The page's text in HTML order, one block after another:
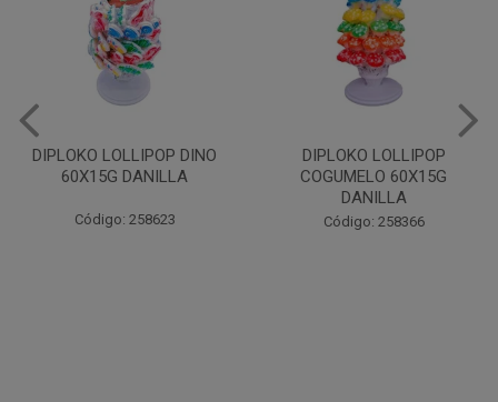
DIPLOKO LOLLIPOP DINO
60X15G DANILLA
Código: 258623
DIPLOKO LOLLIPOP
COGUMELO 60X15G
DANILLA
Código: 258366